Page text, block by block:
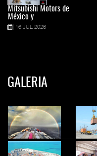
Mitsubishi Motors de
México y
16 JUL 2026
GALERIA